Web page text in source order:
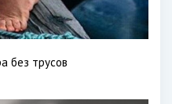
без трусов